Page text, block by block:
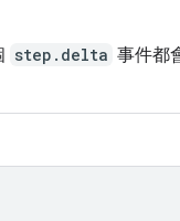
step.delta 事件都